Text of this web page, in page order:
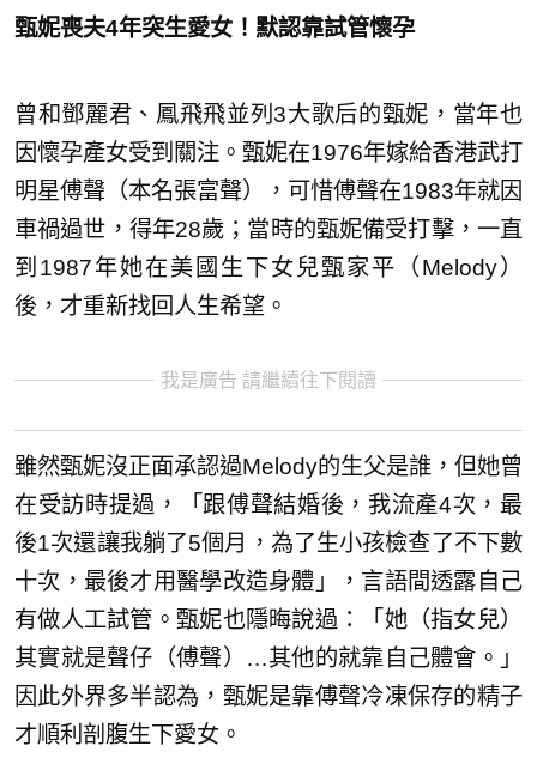
甄妮喪夫4年突生愛女！默認靠試管懷孕
曾和鄧麗君、鳳飛飛並列3大歌后的甄妮，當年也
因懷孕產女受到關注。甄妮在1976年嫁給香港武打
明星傅聲（本名張富聲），可惜傅聲在1983年就因
車禍過世，得年28歲；當時的甄妮備受打擊，一直
到1987年她在美國生下女兒甄家平（Melody）
後，才重新找回人生希望。
我是廣告 請繼續往下閱讀
雖然甄妮沒正面承認過Melody的生父是誰，但她曾
在受訪時提過，「跟傅聲結婚後，我流產4次，最
後1次還讓我躺了5個月，為了生小孩檢查了不下數
十次，最後才用醫學改造身體」，言語間透露自己
有做人工試管。甄妮也隱晦說過：「她（指女兒）
其實就是聲仔（傅聲）…其他的就靠自己體會。」
因此外界多半認為，甄妮是靠傅聲冷凍保存的精子
才順利剖腹生下愛女。